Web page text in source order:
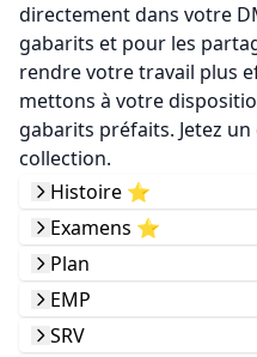
App web
S'inscrire
directement dans votre
gabarits et pour les
rendre votre travail plus
mettons à votre
gabarits préfaits. Jetez
collection.
Histoire ⭐️
Examens ⭐️
Plan
EMP
SRV